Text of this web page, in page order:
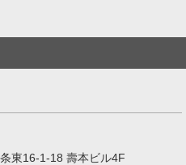
東16-1-18 壽本ビル4F